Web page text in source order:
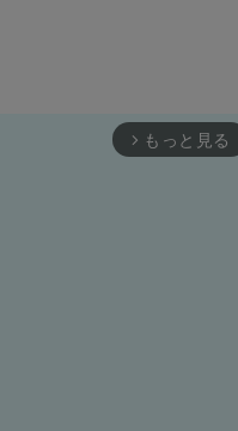
arrow_forward_ios もっと見る